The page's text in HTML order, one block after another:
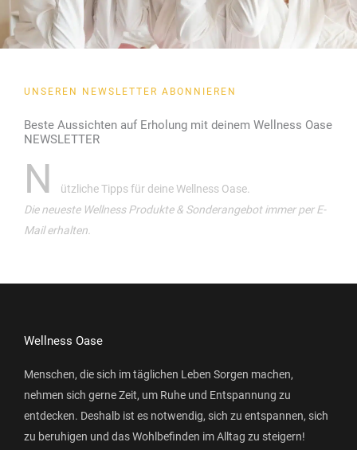
UNSEREN NEWSLETTER ABONNIEREN
Beste Aussichten auf Erholung mit deinem Wellness Oase
NEWSLETTER
N
ützliche Tipps für deine Wellness Oase.
Die neueste Wellness Produkte & Sonderangebot immer per E-
Mail erhalten.
Wellness Oase
Menschen, die sich im täglichen Leben Sorgen machen,
nehmen sich gerne Zeit, um Ruhe und Entspannung zu
entdecken. Deshalb ist es notwendig, sich zu entspannen, sich
zu beruhigen und das Wohlbefinden im Alltag zu steigern!